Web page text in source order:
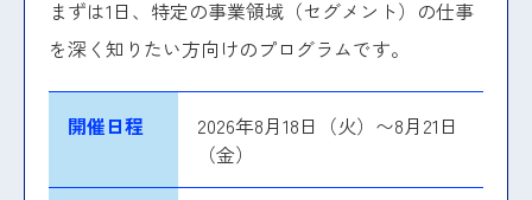
まずは1日、特定の事業領域（セグメント）の仕事
を深く知りたい方向けのプログラムです。
開催日程
2026年8月18日（火）〜8月21日
（金）